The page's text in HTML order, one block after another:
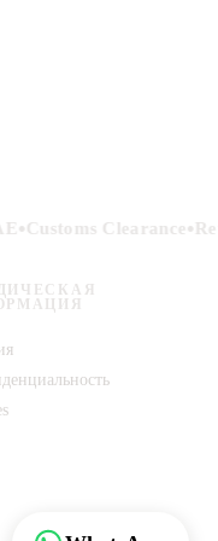
• Customs Clearance•